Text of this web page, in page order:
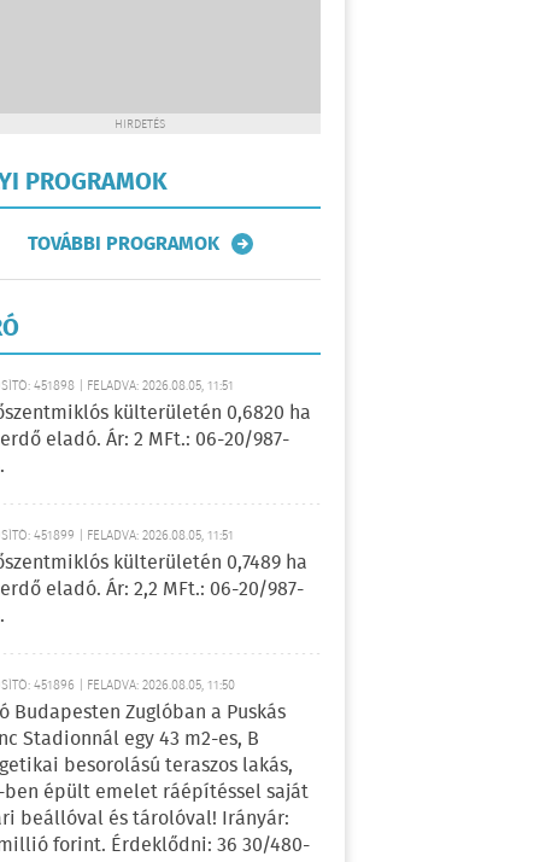
HIRDETÉS
PROGRAMOK
TOVÁBBI PROGRAMOK
451898 | FELADVA: 2026.08.05, 11:51
külterületén 0,6820 ha
eladó. Ár: 2 MFt.: 06-20/987-
451899 | FELADVA: 2026.08.05, 11:51
külterületén 0,7489 ha
eladó. Ár: 2,2 MFt.: 06-20/987-
451896 | FELADVA: 2026.08.05, 11:50
Budapesten Zuglóban a Puskás
Stadionnál egy 43 m2-es, B
besorolású teraszos lakás,
ben épült emelet ráépítéssel saját
beállóval és tárolóval! Irányár:
forint. Érdeklődni: 36 30/480-